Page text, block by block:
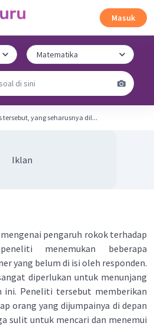
Masuk
tersebut, yang seharusnya dil...
Iklan
pengaruh rokok terhadap
menemukan beberapa
yang belum di isi oleh responden.
diperlukan untuk menunjang
ini. Peneliti tersebut memberikan
orang yang dijumpainya di depan
sulit untuk mencari dan menemui